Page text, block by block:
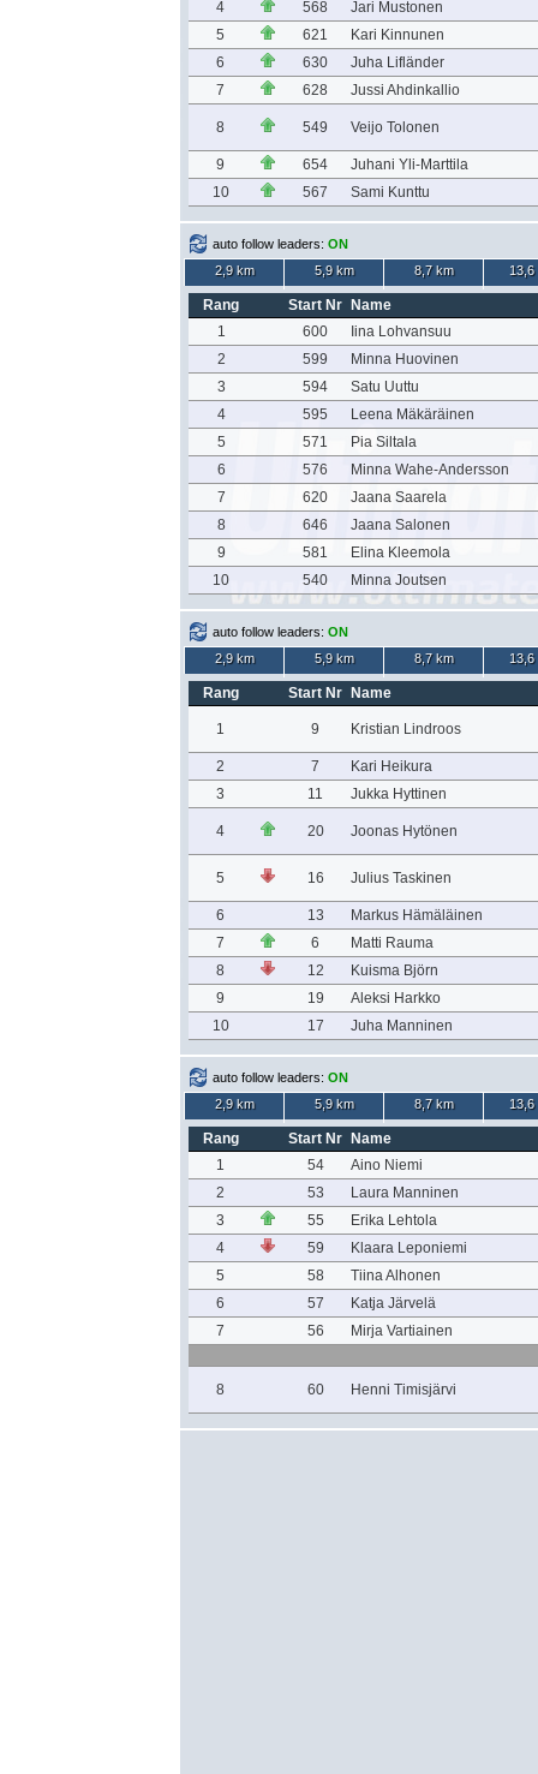
4 568
Jari Mustonen
5
621
Kari Kinnunen
6
630
Juha Lifländer
7
628 Jussi Ahdinkallio
8 549 Veijo Tolonen
9 654
Juhani Yli-Marttila
10
567 Sami Kunttu
auto follow leaders: ON
2,9 km
5,9 km 8,7 km 13,6
Rang Start Nr
Name
1
600
Iina Lohvansuu
2
599
Minna Huovinen
3
594
Satu Uuttu
4
595
Leena Mäkäräinen
5
571
Pia Siltala
6
576
Minna Wahe-Andersson
7
620
Jaana Saarela
8
646
Jaana Salonen
9
581
Elina Kleemola
10
540 Minna Joutsen
auto follow leaders: ON
2,9 km
5,9 km 8,7 km 13,6
Rang Start Nr Name
1 9 Kristian Lindroos
2 7
Kari Heikura
3
11 Jukka Hyttinen
4 20 Joonas Hytönen
5 16 Julius Taskinen
6 13
Markus Hämäläinen
7
6
Matti Rauma
8
12
Kuisma Björn
9
19
Aleksi Harkko
10
17 Juha Manninen
auto follow leaders: ON
2,9 km
5,9 km 8,7 km 13,6
Rang Start Nr
Name
1
54
Aino Niemi
2
53
Laura Manninen
3
55
Erika Lehtola
4
59
Klaara Leponiemi
5
58
Tiina Alhonen
6
57
Katja Järvelä
7
56 Mirja Vartiainen
8 60 Henni Timisjärvi